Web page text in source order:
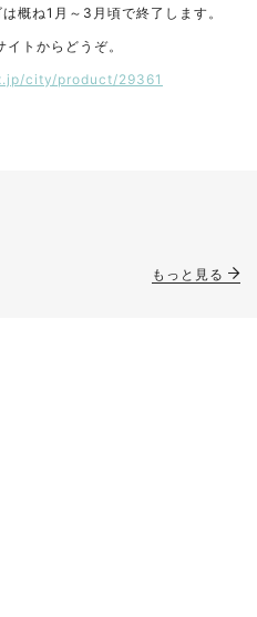
概ね1月～3月頃で終了します。
トからどうぞ。
city/product/29361
もっと見る